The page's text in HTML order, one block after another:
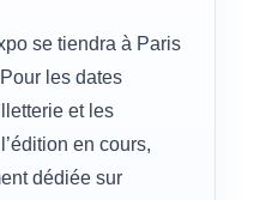
se tiendra à Paris
les dates
et les
en cours,
dédiée sur